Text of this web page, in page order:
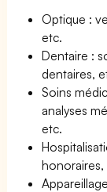
Optique :
etc.
Dentaire :
dentaires,
Soins
analyses
etc.
honoraires,